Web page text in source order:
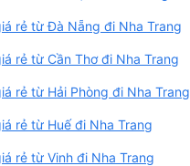
rẻ từ Đà Nẵng đi Nha Trang
rẻ từ Cần Thơ đi Nha Trang
rẻ từ Hải Phòng đi Nha Trang
rẻ từ Huế đi Nha Trang
rẻ từ Vinh đi Nha Trang